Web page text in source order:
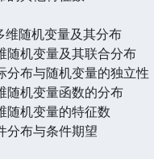
维随机变量及其分布
随机变量及其联合分布
分布与随机变量的独立性
随机变量函数的分布
随机变量的特征数
分布与条件期望